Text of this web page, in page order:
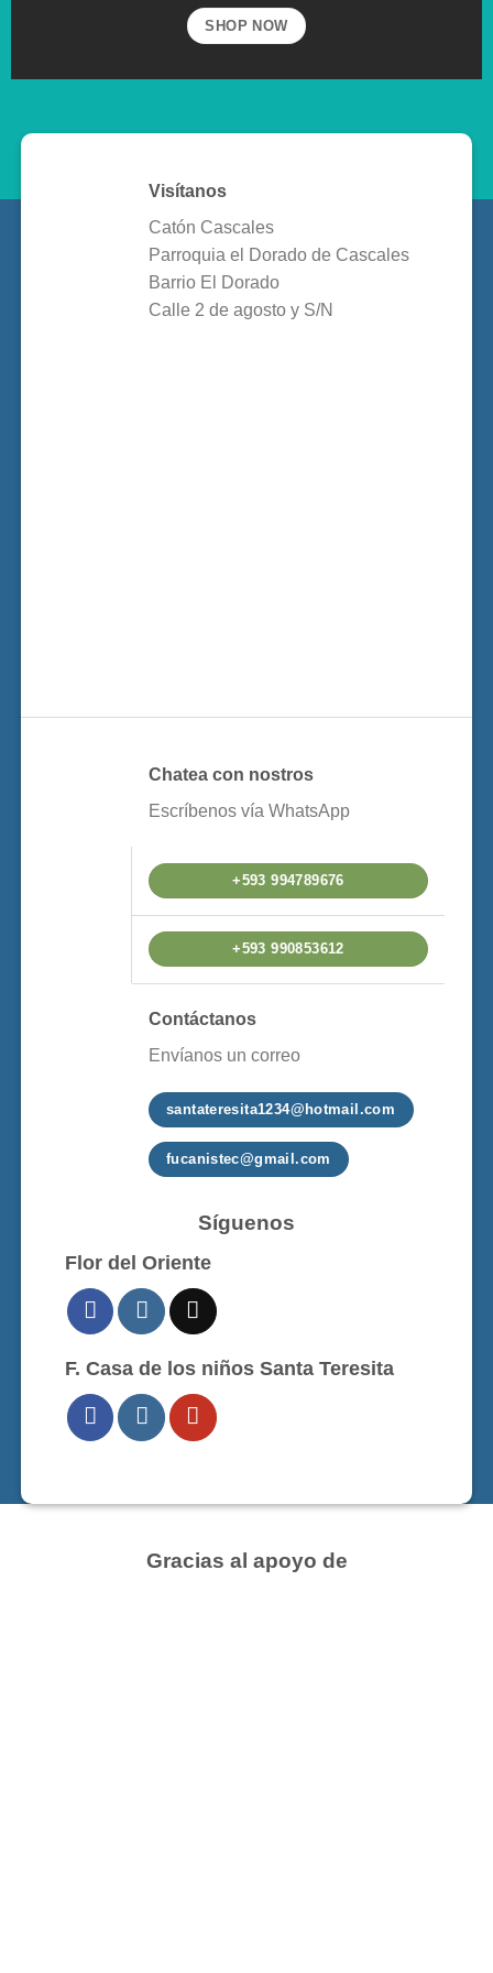
SHOP NOW
Visítanos
Catón Cascales
Parroquia el Dorado de Cascales
Barrio El Dorado
Calle 2 de agosto y S/N
Chatea con nostros
Escríbenos vía WhatsApp
+593 994789676
+593 990853612
Contáctanos
Envíanos un correo
santateresita1234@hotmail.com
fucanistec@gmail.com
Síguenos
Flor del Oriente
F. Casa de los niños Santa Teresita
Gracias al apoyo de